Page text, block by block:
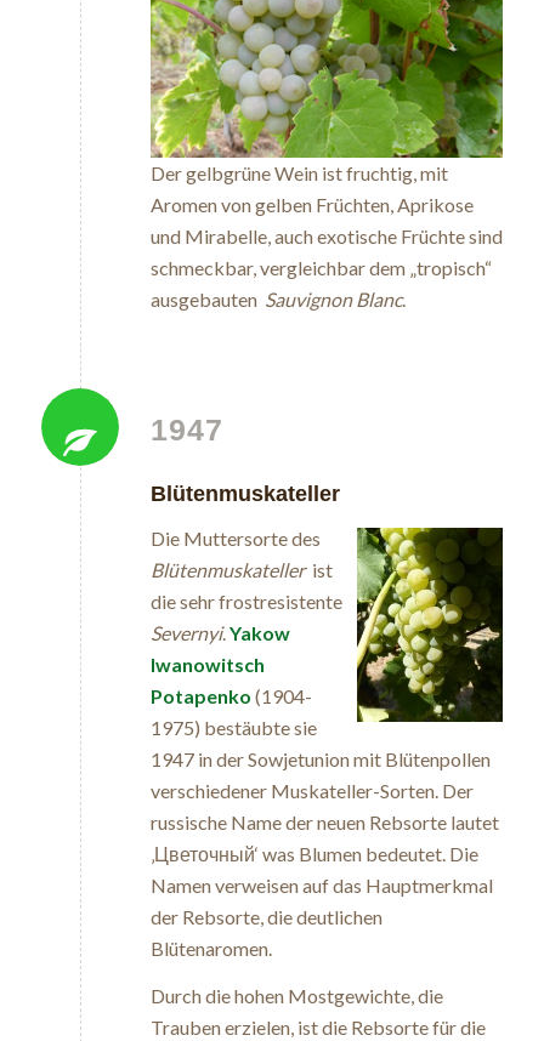
Der gelbgrüne Wein ist fruchtig, mit
Aromen von gelben Früchten, Aprikose
und Mirabelle, auch exotische Früchte sind
schmeckbar, vergleichbar dem „tropisch“
ausgebauten Sauvignon Blanc.
1947
Blütenmuskateller
Die Muttersorte des
Blütenmuskatellerist
die sehr frostresistente
Severnyi. Yakow
Iwanowitsch
Potapenko (1904-
1975) bestäubte sie
1947 in der Sowjetunion mit Blütenpollen
verschiedener Muskateller-Sorten. Der
russische Name der neuen Rebsorte lautet
‚Цветочный‘ was Blumen bedeutet. Die
Namen verweisen auf das Hauptmerkmal
der Rebsorte, die deutlichen
Blütenaromen.
Durch die hohen Mostgewichte, die
Trauben erzielen, ist die Rebsorte für die